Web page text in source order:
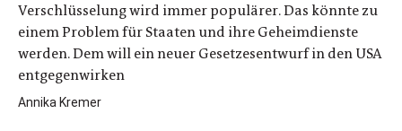
Verschlüsselung wird immer populärer. Das könnte zu
einem Problem für Staaten und ihre Geheimdienste
werden. Dem will ein neuer Gesetzesentwurf in den USA
entgegenwirken
Annika Kremer